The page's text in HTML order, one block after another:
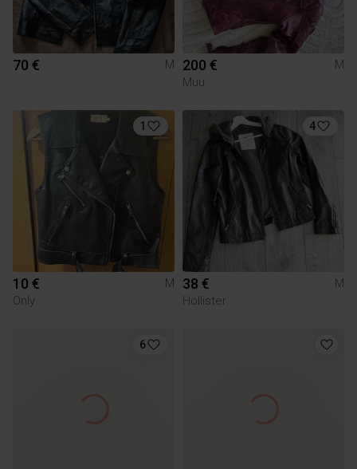
70 € M 200 €
M
Muu
1
10 €
M
Only
4
38 €
M
Hollister
6